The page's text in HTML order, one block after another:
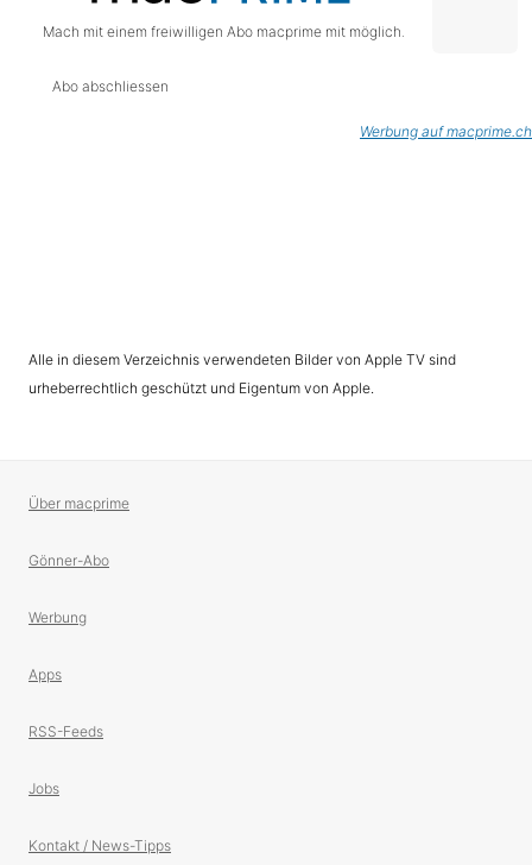
Mach mit einem freiwilligen Abo macprime mit möglich.
Abo abschliessen
Werbung auf macprime.ch
Alle in diesem Verzeichnis verwendeten Bilder von Apple TV sind
urheberrechtlich geschützt und Eigentum von Apple.
Über macprime
Gönner-Abo
Werbung
Apps
RSS-Feeds
Jobs
Kontakt / News-Tipps